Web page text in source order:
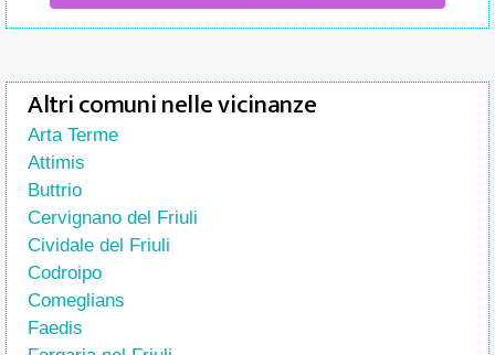
Altri comuni nelle vicinanze
Arta Terme
Attimis
Buttrio
Cervignano del Friuli
Cividale del Friuli
Codroipo
Comeglians
Faedis